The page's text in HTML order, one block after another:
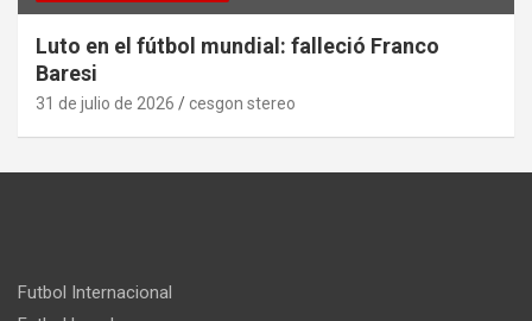
Luto en el fútbol mundial: falleció Franco
Baresi
31 de julio de 2026 cesgon stereo
Futbol Internacional